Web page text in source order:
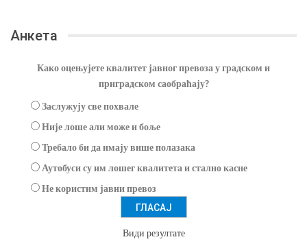
Анкета
Како оцењујете квалитет јавног превоза у градском и
приградском саобраћају?
Заслужују све похвале
Није лоше али може и боље
Требало би да имају више полазака
Аутобуси су им лошег квалитета и стално касне
Не користим јавни превоз
Види резултате